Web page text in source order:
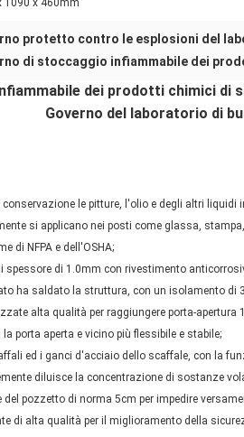
1090 x 460mm
protetto contro le esplosioni del
di stoccaggio infiammabile dei
dei prodotti chimici di
Governo del laboratorio di
conservazione le pitture, l'olio e degli altri
si applicano nei posti come glassa,
di NFPA e dell'OSHA;
spessore di 1.0mm con rivestimento
ha saldato la struttura, con un isolamento
alta qualità per raggiungere porta-apertura
porta aperta e vicino più flessibile e stabile;
ed i ganci d'acciaio dello scaffale, con la
diluisce la concentrazione di sostanze
pozzetto di norma 5cm per impedire
di alta qualità per il miglioramento della